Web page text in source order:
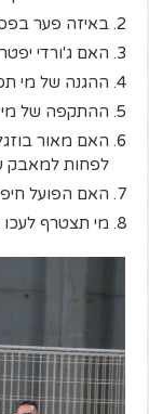
באיזה פער
האם ג'ורדי
ההגנה של מי
ההתקפה של מי
האם מאור
לפחות למאבק
האם הפועל
מי תצטרף